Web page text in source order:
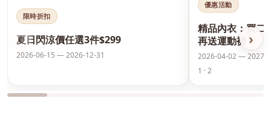
‹ ›
限時折扣
夏日閃涼價任選3件$299
2026-06-15 — 2026-12-31
優惠活動
精品內衣：買二
再送運動褲
2026-04-02 — 2027-
1 · 2